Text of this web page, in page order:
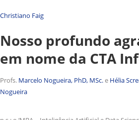
Christiano Faig
Nosso profundo
em nome da CTA
Profs. Marcelo Nogueira, PhD, MSc.e Hélia
Nogueira